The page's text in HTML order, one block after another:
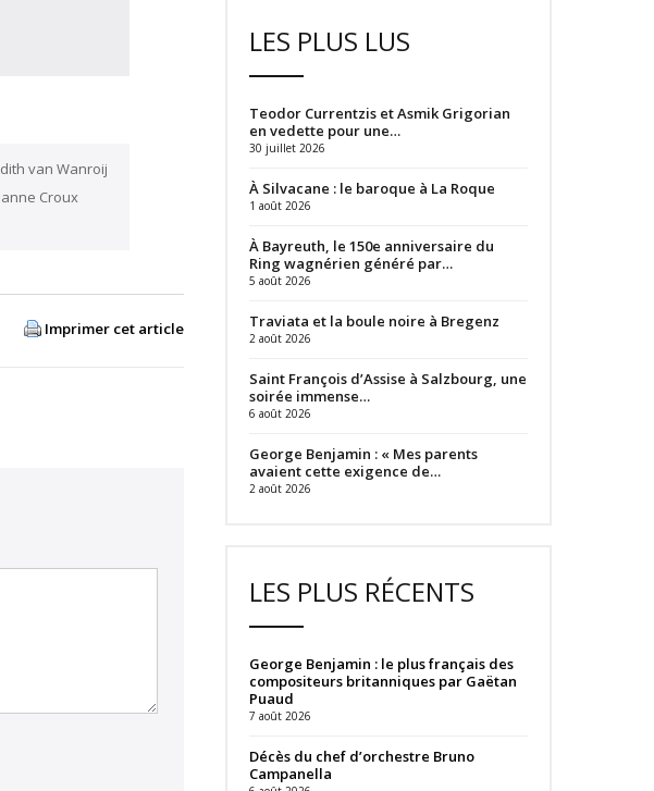
van Wanroij
Croux
Imprimer cet article
LES PLUS LUS
Teodor Currentzis et Asmik Grigorian
en vedette pour une…
30 juillet 2026
À Silvacane : le baroque à La Roque
1 août 2026
À Bayreuth, le 150e anniversaire du
Ring wagnérien généré par…
5 août 2026
Traviata et la boule noire à Bregenz
2 août 2026
Saint François d’Assise à Salzbourg, une
soirée immense…
6 août 2026
George Benjamin : « Mes parents
avaient cette exigence de…
2 août 2026
LES PLUS RÉCENTS
George Benjamin : le plus français des
compositeurs britanniques par Gaëtan
Puaud
7 août 2026
Décès du chef d’orchestre Bruno
Campanella